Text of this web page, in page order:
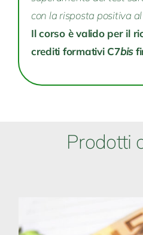
con la risposta positiva
Il corso è valido per il
crediti formativi C7bis
Prodotti